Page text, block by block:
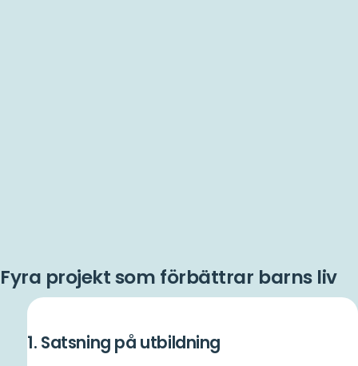
Fyra projekt som förbättrar barns liv
1. Satsning på utbildning